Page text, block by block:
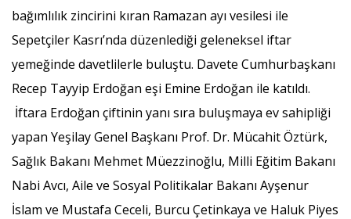
bağımlılık zincirini kıran Ramazan ayı vesilesi ile
Sepetçiler Kasrı’nda düzenlediği geleneksel iftar
yemeğinde davetlilerle buluştu. Davete Cumhurbaşkanı
Recep Tayyip Erdoğan eşi Emine Erdoğan ile katıldı.
İftara Erdoğan çiftinin yanı sıra buluşmaya ev sahipliği
yapan Yeşilay Genel Başkanı Prof. Dr. Mücahit Öztürk,
Sağlık Bakanı Mehmet Müezzinoğlu, Milli Eğitim Bakanı
Nabi Avcı, Aile ve Sosyal Politikalar Bakanı Ayşenur
İslam ve Mustafa Ceceli, Burcu Çetinkaya ve Haluk Piyes